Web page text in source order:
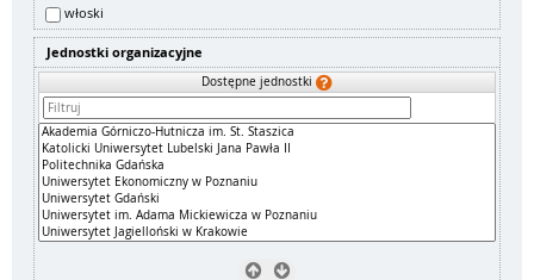
włoski
Jednostki organizacyjne
Dostępne jednostki